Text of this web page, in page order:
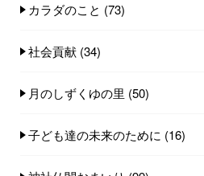
カラダのこと (73)
社会貢献 (34)
月のしずくゆの里 (50)
子ども達の未来のために (16)